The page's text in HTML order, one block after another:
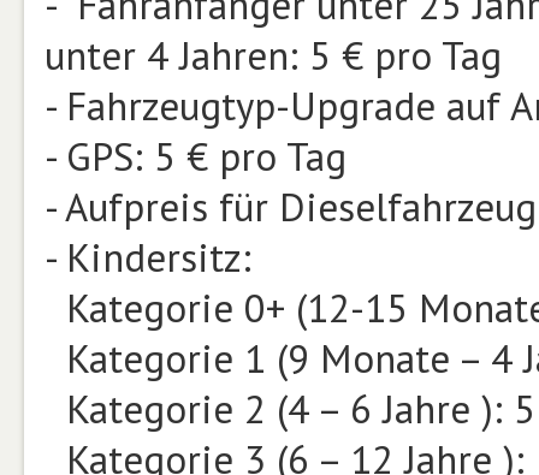
unter 4 Jahren: 5 € pro Tag
- Fahrzeugtyp-Upgrade auf
- GPS: 5 € pro Tag
- Aufpreis für
- Kindersitz:
Kategorie 0+ (12-15
Kategorie 1 (9 Monate – 4
Kategorie 2 (4 – 6 Jahre ):
Kategorie 3 (6 – 12 Jahre